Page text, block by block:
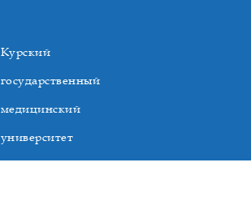
Курский
государственный
медицинский
университет